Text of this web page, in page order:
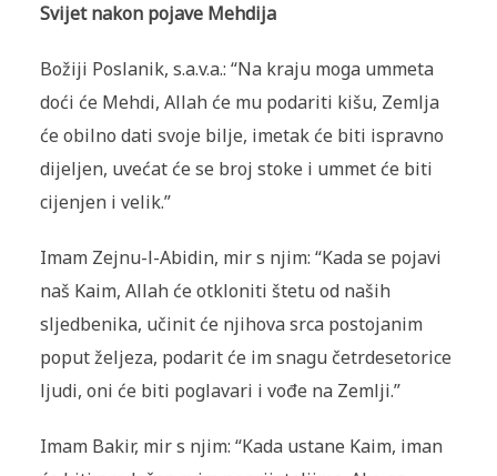
Svijet nakon pojave Mehdija
Božiji Poslanik, s.a.v.a.: “Na kraju moga ummeta
doći će Mehdi, Allah će mu podariti kišu, Zemlja
će obilno dati svoje bilje, imetak će biti ispravno
dijeljen, uvećat će se broj stoke i ummet će biti
cijenjen i velik.”
Imam Zejnu-l-Abidin, mir s njim: “Kada se pojavi
naš Kaim, Allah će otkloniti štetu od naših
sljedbenika, učinit će njihova srca postojanim
poput željeza, podarit će im snagu četrdesetorice
ljudi, oni će biti poglavari i vođe na Zemlji.”
Imam Bakir, mir s njim: “Kada ustane Kaim, iman